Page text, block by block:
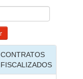
CONTRATOS
FISCALIZADOS